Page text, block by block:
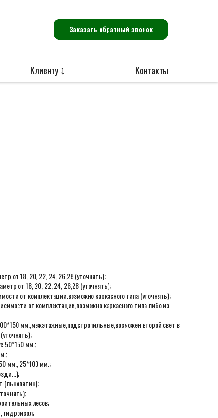
Заказать обратный звонок
Клиенту ⤵ Контакты
от 18, 20, 22, 24, 26,28 (уточнять);
от 18, 20, 22, 24, 26,28 (уточнять);
от комплектации,возможно каркасного типа (уточнять);
от комплектации,возможно каркасного типа либо из
мм.,межэтажные,подстропильные,возможен второй свет в
50*150 мм.;
мм., 25*100 мм.;
(льноватин);
лесов;
гидроизол;